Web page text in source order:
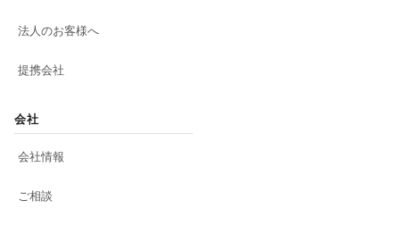
法人のお客様へ
提携会社
会社
会社情報
ご相談